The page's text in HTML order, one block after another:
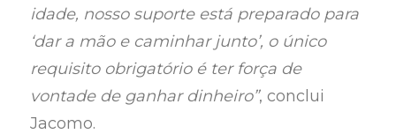
idade, nosso suporte está preparado para
‘dar a mão e caminhar junto’, o único
requisito obrigatório é ter força de
vontade de ganhar dinheiro”, conclui
Jacomo.